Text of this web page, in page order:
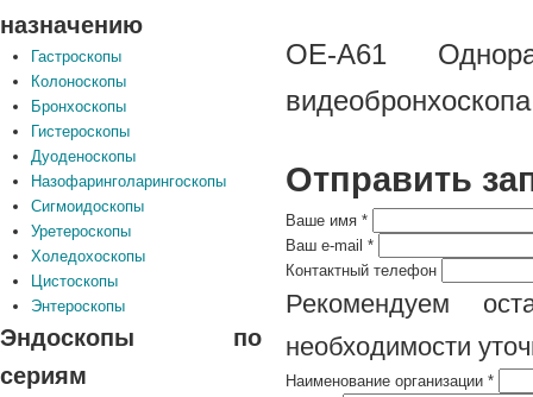
OE-A61
Отправить
Ваше имя *
Ваш e-mail *
Контактный телефон
Рекомендуем
необходимости
Наименование организации *
назначению
Гастроскопы
Колоноскопы
Бронхоскопы
Гистероскопы
Дуоденоскопы
Назофаринголарингоскопы
Сигмоидоскопы
Уретероскопы
Холедохоскопы
Цистоскопы
Энтероскопы
Эндоскопы по
сериям